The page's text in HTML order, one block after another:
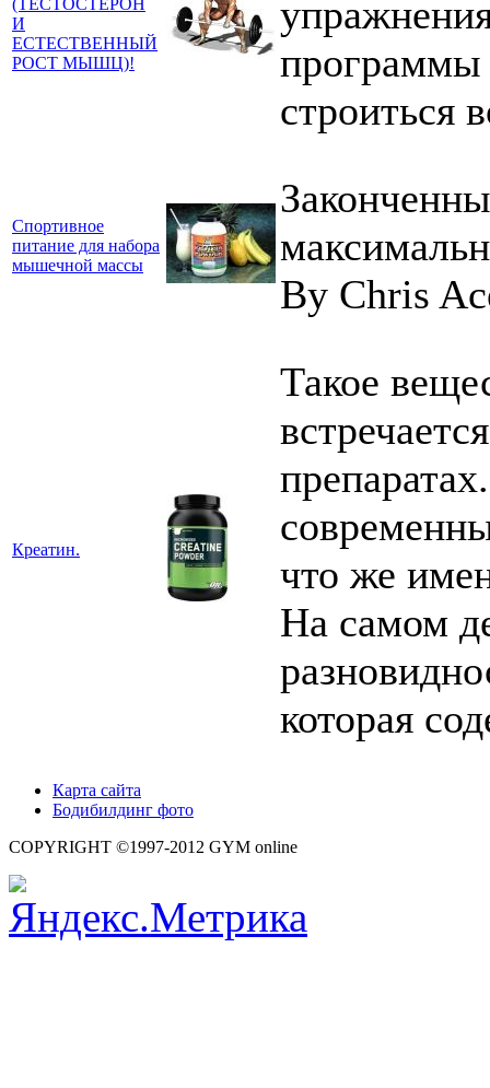
И
ЕСТЕСТВЕННЫЙ
РОСТ МЫШЦ)!
программы
строиться
Спортивное
питание для набора
мышечной массы
By Chris
Креатин.
Такое
что же
На самом
которая
Карта сайта
Бодибилдинг фото
COPYRIGHT ©1997-2012 GYM online